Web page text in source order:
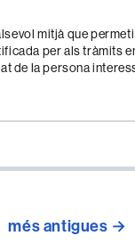
mitjà que
per als tràmits
de la persona
més antigues →